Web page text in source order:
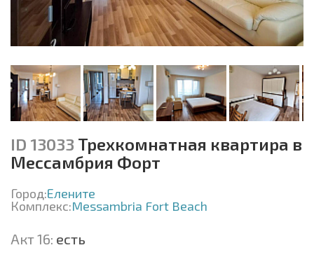
ID 13033 Трехкомнатная квартира в
Мессамбрия Форт
Город:Елените
Комплекс:Messambria Fort Beach
Акт 16: есть